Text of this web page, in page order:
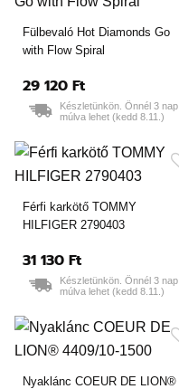
Fülbevaló Hot Diamonds Go
with Flow Spiral
29 120 Ft
Készletünkön. Önnél 3 nap
múlva lehet (kedd 8.11.)
Férfi karkötő TOMMY
HILFIGER 2790403
31 130 Ft
Készletünkön. Önnél 3 nap
múlva lehet (kedd 8.11.)
Nyaklánc COEUR DE LION®